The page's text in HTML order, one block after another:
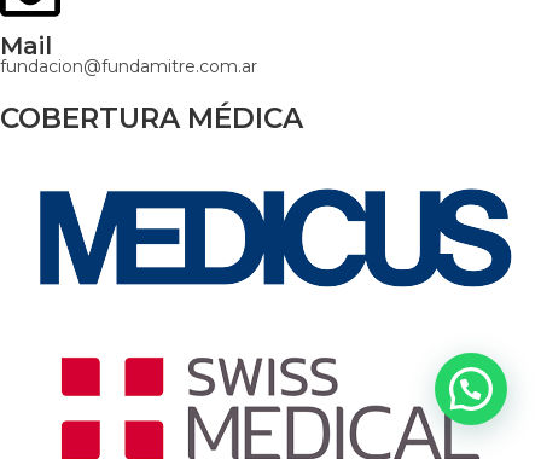
Mail
fundacion@fundamitre.com.ar
COBERTURA MÉDICA